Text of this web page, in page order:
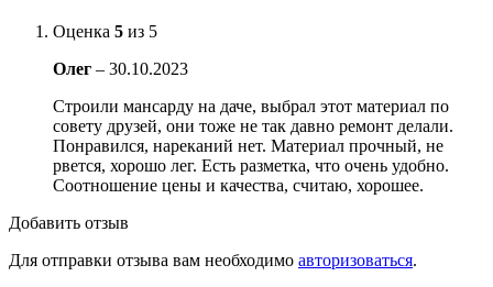
Оценка 5 из 5
Олег – 30.10.2023
Строили мансарду на даче, выбрал этот материал по
совету друзей, они тоже не так давно ремонт делали.
Понравился, нареканий нет. Материал прочный, не
рвется, хорошо лег. Есть разметка, что очень удобно.
Соотношение цены и качества, считаю, хорошее.
Добавить отзыв
Для отправки отзыва вам необходимо авторизоваться.